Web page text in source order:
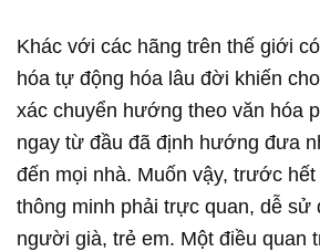
Khác với các hãng trên thế giới
hóa tự động hóa lâu đời khiến
xác chuyển hướng theo văn hóa
ngay từ đầu đã định hướng đưa
đến mọi nhà. Muốn vậy, trước
thông minh phải trực quan, dễ sử
người già, trẻ em. Một điều quan